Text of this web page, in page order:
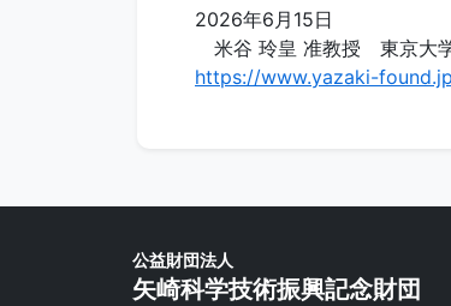
2026年6月15日
米谷 玲皇 准教授 東京大
https://www.yazaki-
公益財団法人
矢崎科学技術振興記念財団